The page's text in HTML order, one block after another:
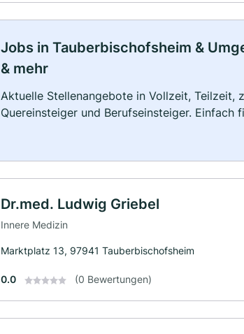
Jobs in Tauberbischofsheim &
& mehr
Aktuelle Stellenangebote in Vollzeit, Teilzeit,
Quereinsteiger und Berufseinsteiger. Einfach
Dr.med. Ludwig Griebel
Innere Medizin
Marktplatz 13, 97941 Tauberbischofsheim
0.0 (0 Bewertungen)